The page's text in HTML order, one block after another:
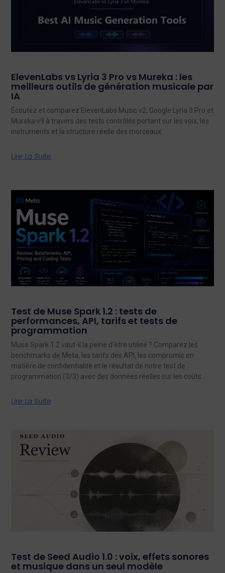
ElevenLabs vs Lyria 3 Pro vs Mureka : les
meilleurs outils de génération musicale par
IA
Écoutez et comparez ElevenLabs Music v2, Google Lyria 3 Pro et
Mureka v9 à travers des tests contrôlés portant sur les voix, les
instruments et la structure réelle des morceaux.
Lire La Suite
Test de Muse Spark 1.2 : tests de
performances, API, tarifs et tests de
programmation
Muse Spark 1.2 vaut-il la peine d'être utilisé ? Comparez les
benchmarks de Meta, les tarifs des API, les compromis en
matière de confidentialité et le résultat de notre test de
programmation (3/3) avec des données réelles sur les coûts.
Lire La Suite
Test de Seed Audio 1.0 : voix, effets sonores
et musique dans un seul modèle